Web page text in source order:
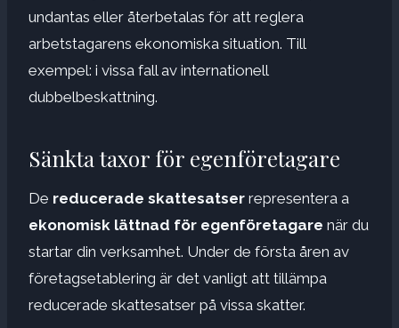
undantas eller återbetalas för att reglera
arbetstagarens ekonomiska situation. Till
exempel: i vissa fall av internationell
dubbelbeskattning.
Sänkta taxor för egenföretagare
De reducerade skattesatser representera a
ekonomisk lättnad för egenföretagare när du
startar din verksamhet. Under de första åren av
företagsetablering är det vanligt att tillämpa
reducerade skattesatser på vissa skatter.